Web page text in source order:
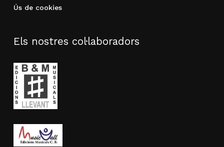
Ús de cookies
Els nostres col·laboradors